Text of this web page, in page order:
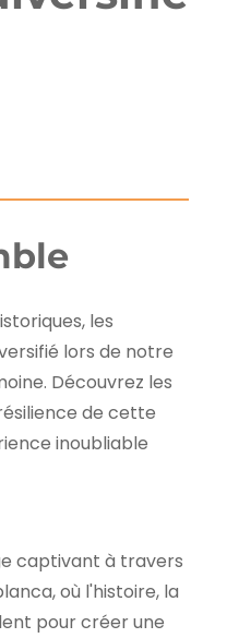
les
lors de notre
Découvrez les
de cette
inoubliable
captivant à travers
où l'histoire, la
pour créer une